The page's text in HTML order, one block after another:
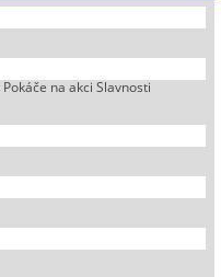
na akci Slavnosti